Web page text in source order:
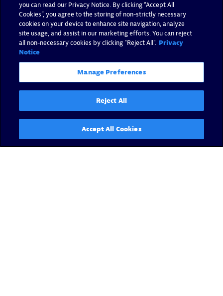
you can read our Privacy Notice. By clicking “Accept All
Cookies”, you agree to the storing of non-strictly necessary
cookies on your device to enhance site navigation, analyze
site usage, and assist in our marketing efforts. You can reject
all non-necessary cookies by clicking "Reject All". Privacy
Notice
Manage Preferences
Reject All
Accept All Cookies